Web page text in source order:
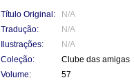
Título Original:
N/A
Tradução:
N/A
Ilustrações:
N/A
Coleção:
Clube das amigas
Volume:
57